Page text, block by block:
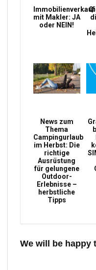
Immobilienverkauf
mit Makler: JA
oder NEIN!
News zum
Thema
Campingurlaub
im Herbst: Die
richtige
Ausrüstung
für gelungene
Outdoor-
Erlebnisse –
herbstliche
Tipps
We will be happy